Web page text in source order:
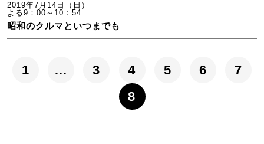
2019年7月14日（日）
よる9：00～10：54
昭和のクルマといつまでも
1 … 3 4 5 6
7
8